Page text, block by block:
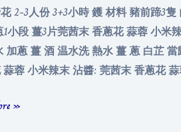
2-3人份 3+3小時 鑊 材料 豬前蹄3
小段 薑3片莞茜末 香蔥花 蒜蓉 小米
加蔥 薑 酒 温水洗 熱水 薑 蔥 白芷
蒜蓉 小米辣末 沾醬: 莞茜末 香蔥花
»